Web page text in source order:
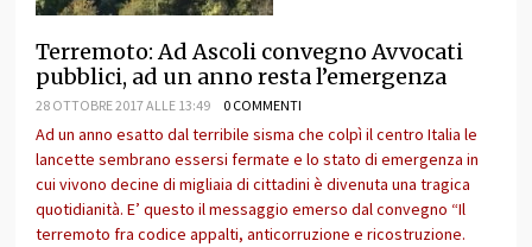
Terremoto: Ad Ascoli convegno Avvocati
pubblici, ad un anno resta l’emergenza
28 OTTOBRE 2017 ALLE 13:49 0 COMMENTI
Ad un anno esatto dal terribile sisma che colpì il centro Italia le
lancette sembrano essersi fermate e lo stato di emergenza in
cui vivono decine di migliaia di cittadini è divenuta una tragica
quotidianità. E’ questo il messaggio emerso dal convegno “Il
terremoto fra codice appalti, anticorruzione e ricostruzione.